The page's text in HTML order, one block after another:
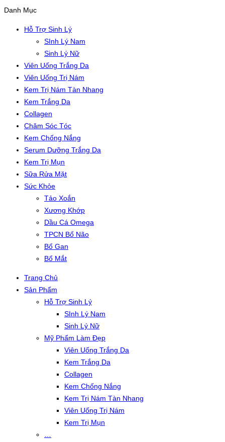
Danh Mục
Hỗ Trợ Sinh Lý
SInh Lý Nam
Sinh Lý Nữ
Viên Uống Trắng Da
Viên Uống Trị Nám
Kem Trị Nám Tàn Nhang
Kem Trắng Da
Collagen
Chăm Sóc Tóc
Kem Chống Nắng
Serum Dưỡng Trắng Da
Kem Trị Mụn
Sữa Rửa Mặt
Sức Khỏe
Tảo Xoắn
Xương Khớp
Dầu Cá Omega
TPCN Bổ Não
Bổ Gan
Bổ Mắt
Trang Chủ
Sản Phẩm
Hỗ Trợ Sinh Lý
SInh Lý Nam
Sinh Lý Nữ
Mỹ Phẩm Làm Đẹp
Viên Uống Trắng Da
Kem Trắng Da
Collagen
Kem Chống Nắng
Kem Trị Nám Tàn Nhang
Viên Uống Trị Nám
Kem Trị Mụn